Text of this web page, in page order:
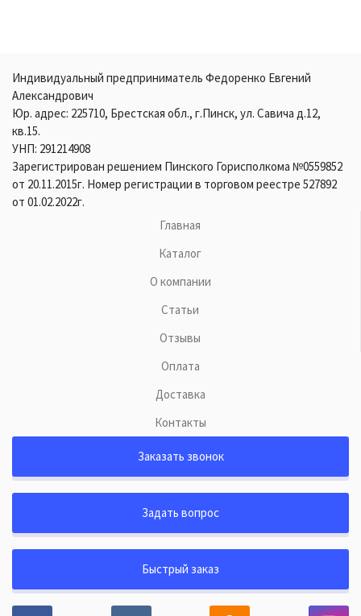
Индивидуальный предприниматель Федоренко Евгений
Александрович
Юр. адрес: 225710, Брестская обл., г.Пинск, ул. Савича д.12,
кв.15.
УНП: 291214908
Зарегистрирован решением Пинского Горисполкома №0559852
от 20.11.2015г. Номер регистрации в торговом реестре 527892
от 01.02.2022г.
Главная
Каталог
О компании
Статьи
Отзывы
Оплата
Доставка
Контакты
Заказать звонок
Задать вопрос
Быстрый заказ